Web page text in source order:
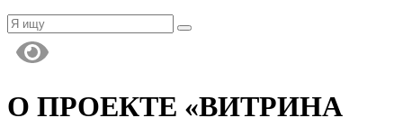
О ПРОЕКТЕ «ВИТРИНА